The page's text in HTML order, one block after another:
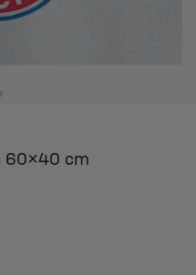
60x40 cm